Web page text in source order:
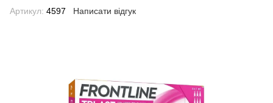
Артикул: 4597 Написати відгук